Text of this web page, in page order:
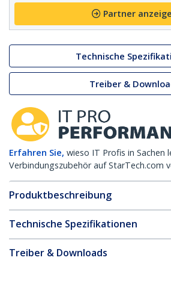
Partner
Technische
Treiber &
Erfahren Sie, wieso IT Profis in Sachen
Verbindungszubehör auf StarTech.com
Produktbeschreibung
Technische Spezifikationen
Treiber & Downloads